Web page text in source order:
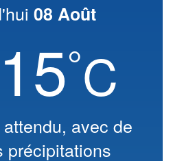
08 Août
15°C
avec de
précipitations